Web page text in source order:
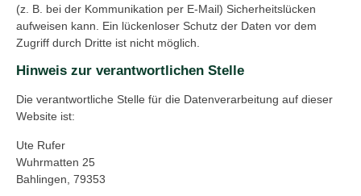
(z. B. bei der Kommunikation per E-Mail) Sicherheitslücken
aufweisen kann. Ein lückenloser Schutz der Daten vor dem
Zugriff durch Dritte ist nicht möglich.
Hinweis zur verantwortlichen Stelle
Die verantwortliche Stelle für die Datenverarbeitung auf dieser
Website ist:
Ute Rufer
Wuhrmatten 25
Bahlingen, 79353